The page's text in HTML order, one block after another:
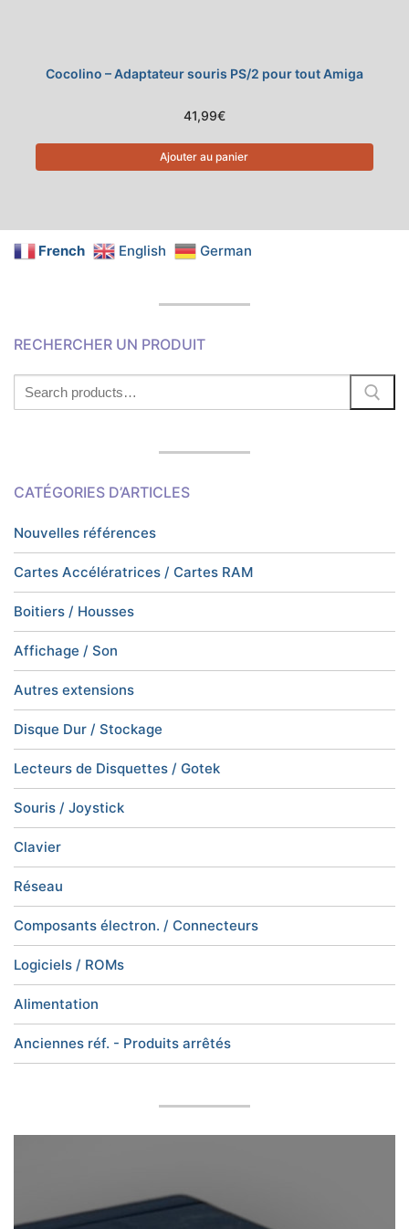
Cocolino – Adaptateur souris PS/2 pour tout Amiga
41,99€
Ajouter au panier
French English German
RECHERCHER UN PRODUIT
Search
for:
CATÉGORIES D’ARTICLES
Nouvelles références
Cartes Accélératrices / Cartes RAM
Boitiers / Housses
Affichage / Son
Autres extensions
Disque Dur / Stockage
Lecteurs de Disquettes / Gotek
Souris / Joystick
Clavier
Réseau
Composants électron. / Connecteurs
Logiciels / ROMs
Alimentation
Anciennes réf. - Produits arrêtés